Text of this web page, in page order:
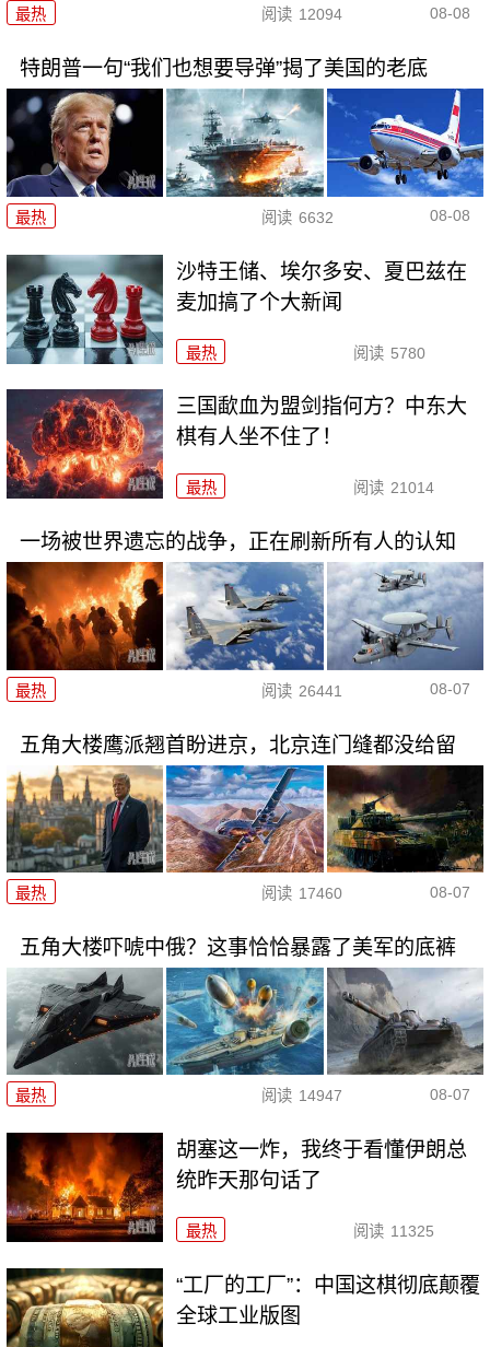
最热 阅读 12094 08-08
特朗普一句“我们也想要导弹”揭了美国的老底
最热 阅读 6632 08-08
沙特王储、埃尔多安、夏巴兹在
麦加搞了个大新闻
最热 阅读 5780
三国歃血为盟剑指何方？中东大
棋有人坐不住了！
最热 阅读 21014
一场被世界遗忘的战争，正在刷新所有人的认知
最热 阅读 26441 08-07
五角大楼鹰派翘首盼进京，北京连门缝都没给留
最热 阅读 17460 08-07
五角大楼吓唬中俄？这事恰恰暴露了美军的底裤
最热 阅读 14947 08-07
胡塞这一炸，我终于看懂伊朗总
统昨天那句话了
最热 阅读 11325
“工厂的工厂”：中国这棋彻底颠覆
全球工业版图